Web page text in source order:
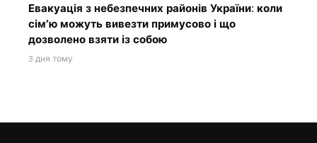
Евакуація з небезпечних районів України: коли
сім’ю можуть вивезти примусово і що
дозволено взяти із собою
3 дня тому